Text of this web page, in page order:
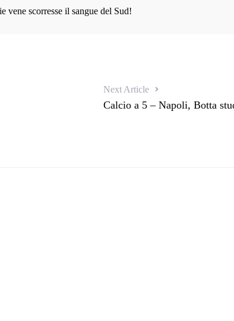
vene scorresse il sangue del Sud!
Next Article
Calcio a 5 – Napoli, Botta